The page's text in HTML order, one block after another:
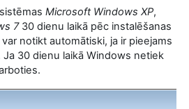
Microsoft Windows XP,
730 dienu laikā pēc instalēšanas
notikt automātiski, ja ir pieejams
30 dienu laikā Windows netiek